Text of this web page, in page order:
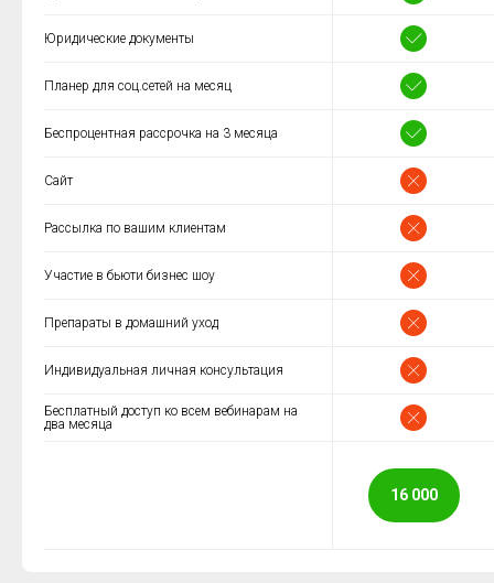
Юридические документы
Планер для соц.сетей на месяц
Беспроцентная рассрочка на 3 месяца
Сайт
Рассылка по вашим клиентам
Участие в бьюти бизнес шоу
Препараты в домашний уход
Индивидуальная личная консультация
Бесплатный доступ ко всем вебинарам на
два месяца
16 000